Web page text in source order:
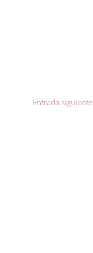
Entrada siguiente